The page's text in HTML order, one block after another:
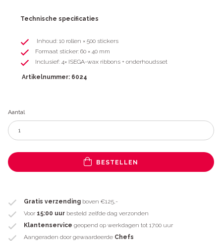
Technische specificaties
Inhoud: 10 rollen × 500 stickers
Formaat sticker: 60 × 40 mm
Inclusief: 4× ISEGA-wax ribbons + onderhoudsset
Artikelnummer: 6024
Aantal
BESTELLEN
Gratis verzending boven €125,-
Voor 15:00 uur besteld zelfde dag verzonden
Klantenservice geopend op werkdagen tot 17:00 uur
Aangeraden door gewaardeerde Chefs